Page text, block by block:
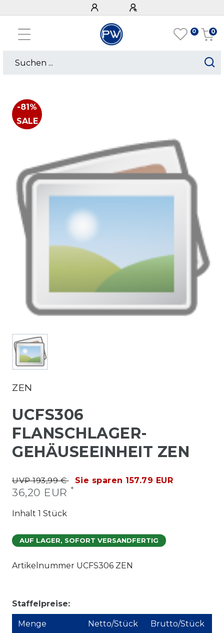
0 0
-81%
SALE
ZEN
UCFS306
FLANSCHLAGER-
GEHÄUSEEINHEIT ZEN
UVP 193,99 € Sie sparen 157.79 EUR
36,20 EUR *
Inhalt 1 Stück
AUF LAGER, SOFORT VERSANDFERTIG
Artikelnummer UCFS306 ZEN
Staffelpreise:
Menge Netto/Stück Brutto/Stück